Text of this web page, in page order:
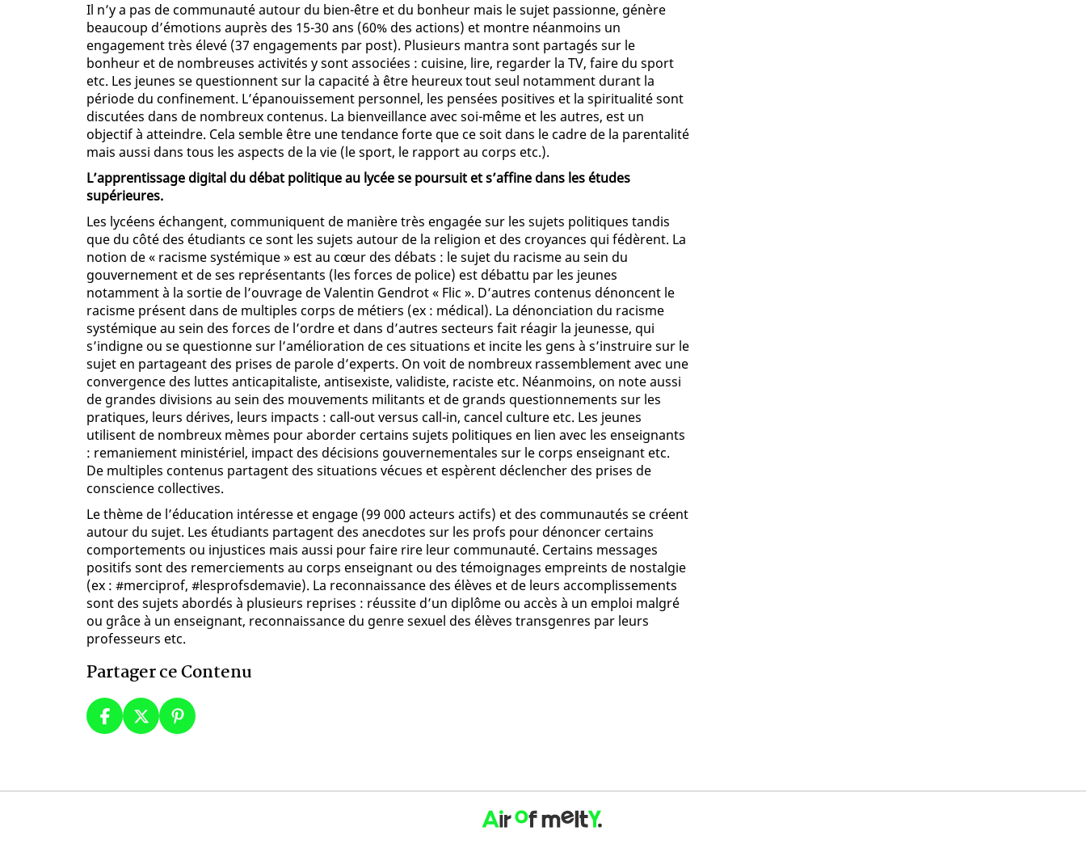
Il n’y a pas de communauté autour du bien-être et du bonheur mais le sujet passionne, génère
beaucoup d’émotions auprès des 15-30 ans (60% des actions) et montre néanmoins un
engagement très élevé (37 engagements par post). Plusieurs mantra sont partagés sur le
bonheur et de nombreuses activités y sont associées : cuisine, lire, regarder la TV, faire du sport
etc. Les jeunes se questionnent sur la capacité à être heureux tout seul notamment durant la
période du confinement. L’épanouissement personnel, les pensées positives et la spiritualité sont
discutées dans de nombreux contenus. La bienveillance avec soi-même et les autres, est un
objectif à atteindre. Cela semble être une tendance forte que ce soit dans le cadre de la parentalité
mais aussi dans tous les aspects de la vie (le sport, le rapport au corps etc.).
L’apprentissage digital du débat politique au lycée se poursuit et s’affine dans les études
supérieures.
Les lycéens échangent, communiquent de manière très engagée sur les sujets politiques tandis
que du côté des étudiants ce sont les sujets autour de la religion et des croyances qui fédèrent. La
notion de « racisme systémique » est au cœur des débats : le sujet du racisme au sein du
gouvernement et de ses représentants (les forces de police) est débattu par les jeunes
notamment à la sortie de l’ouvrage de Valentin Gendrot « Flic ». D’autres contenus dénoncent le
racisme présent dans de multiples corps de métiers (ex : médical). La dénonciation du racisme
systémique au sein des forces de l’ordre et dans d’autres secteurs fait réagir la jeunesse, qui
s’indigne ou se questionne sur l’amélioration de ces situations et incite les gens à s’instruire sur le
sujet en partageant des prises de parole d’experts. On voit de nombreux rassemblement avec une
convergence des luttes anticapitaliste, antisexiste, validiste, raciste etc. Néanmoins, on note aussi
de grandes divisions au sein des mouvements militants et de grands questionnements sur les
pratiques, leurs dérives, leurs impacts : call-out versus call-in, cancel culture etc. Les jeunes
utilisent de nombreux mèmes pour aborder certains sujets politiques en lien avec les enseignants
: remaniement ministériel, impact des décisions gouvernementales sur le corps enseignant etc.
De multiples contenus partagent des situations vécues et espèrent déclencher des prises de
conscience collectives.
Le thème de l’éducation intéresse et engage (99 000 acteurs actifs) et des communautés se créent
autour du sujet. Les étudiants partagent des anecdotes sur les profs pour dénoncer certains
comportements ou injustices mais aussi pour faire rire leur communauté. Certains messages
positifs sont des remerciements au corps enseignant ou des témoignages empreints de nostalgie
(ex : #merciprof, #lesprofsdemavie). La reconnaissance des élèves et de leurs accomplissements
sont des sujets abordés à plusieurs reprises : réussite d’un diplôme ou accès à un emploi malgré
ou grâce à un enseignant, reconnaissance du genre sexuel des élèves transgenres par leurs
professeurs etc.
Partager ce Contenu